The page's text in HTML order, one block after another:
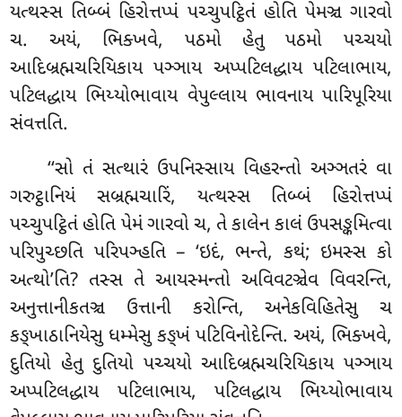
યત્થસ્સ તિબ્બં હિરોત્તપ્પં પચ્ચુપટ્ઠિતં હોતિ પેમઞ્ચ ગારવો
ચ. અયં, ભિક્ખવે, પઠમો હેતુ પઠમો પચ્ચયો
આદિબ્રહ્મચરિયિકાય પઞ્ઞાય અપ્પટિલદ્ધાય પટિલાભાય,
પટિલદ્ધાય ભિય્યોભાવાય વેપુલ્લાય ભાવનાય પારિપૂરિયા
સંવત્તતિ.
‘‘સો તં સત્થારં ઉપનિસ્સાય વિહરન્તો અઞ્ઞતરં વા
ગરુટ્ઠાનિયં સબ્રહ્મચારિં, યત્થસ્સ તિબ્બં હિરોત્તપ્પં
પચ્ચુપટ્ઠિતં હોતિ પેમં ગારવોચ, તે કાલેન કાલં ઉપસઙ્કમિત્વા
પરિપુચ્છતિ પરિપઞ્હતિ – ‘ઇદં, ભન્તે, કથં; ઇમસ્સ કો
અત્થો’તિ? તસ્સ તે આયસ્મન્તો અવિવટઞ્ચેવ વિવરન્તિ,
અનુત્તાનીકતઞ્ચ ઉત્તાની કરોન્તિ, અનેકવિહિતેસુ ચ
કઙ્ખાઠાનિયેસુ ધમ્મેસુ કઙ્ખં પટિવિનોદેન્તિ. અયં, ભિક્ખવે,
દુતિયો હેતુ દુતિયો પચ્ચયો આદિબ્રહ્મચરિયિકાય પઞ્ઞાય
અપ્પટિલદ્ધાય પટિલાભાય, પટિલદ્ધાય ભિય્યોભાવાય